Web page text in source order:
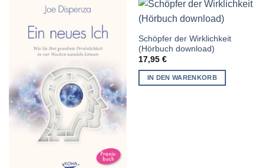
Schöpfer der Wirklichkeit
(Hörbuch download)
17,95 €
IN DEN WARENKORB